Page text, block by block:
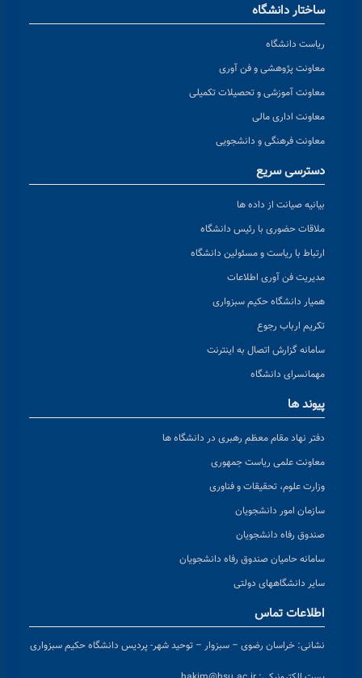
ساختار دانشگاه
ریاست دانشگاه
معاونت پژوهشی و فن آوری
معاونت آموزشی و تحصیلات تکمیلی
معاونت اداری مالی
معاونت فرهنگی و دانشجویی
دسترسی سریع
بیانیه صیانت از داده ها
ملاقات حضوری با رئیس دانشگاه
ارتباط با ریاست و مسئولین دانشگاه
مدیریت فن آوری اطلاعات
همیار دانشگاه حکیم سبزواری
تکریم ارباب رجوع
سامانه گزارش اتصال به اینترنت
مهمانسرای دانشگاه
پیوند ها
دفتر نهاد مقام معظم رهبری در دانشگاه ها
معاونت علمی ریاست جمهوری
وزارت علوم، تحقیقات و فناوری
سازمان امور دانشجویان
صندوق رفاه دانشجویان
سامانه حامیان صندوق رفاه دانشجویان
سایر دانشگاههای دولتی
اطلاعات تماس
نشانی: خراسان رضوی – سبزوار – توحید شهر- پردیس دانشگاه حکیم سبزواری